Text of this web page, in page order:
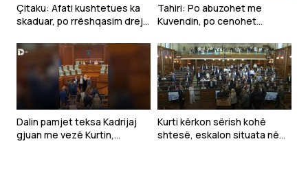
Çitaku: Afati kushtetues ka
skaduar, po rrëshqasim drejt
Tahiri: Po abuzohet me
Kuvendin, po cenohet
prodhohet krizë politike
Dalin pamjet teksa Kadrijaj
gjuan me vezë Kurtin,
Kurti kërkon sërish kohë
shtesë, eskalon situata në